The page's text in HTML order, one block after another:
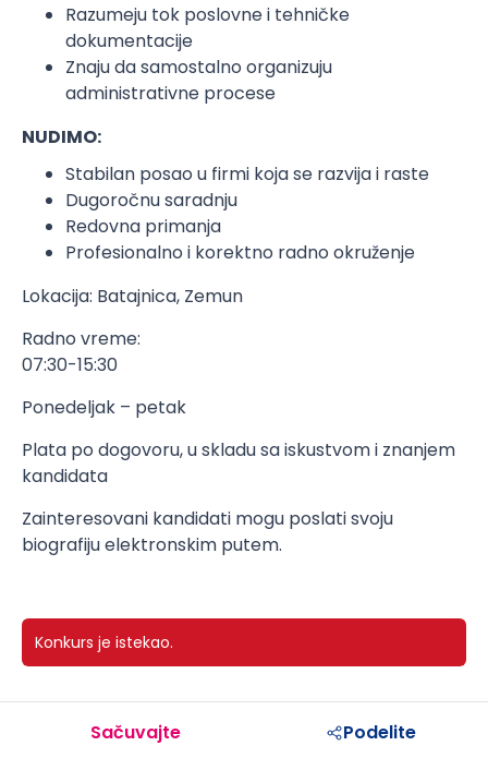
Razumeju tok poslovne i tehničke
dokumentacije
Znaju da samostalno organizuju
administrativne procese
NUDIMO:
Stabilan posao u firmi koja se razvija i raste
Dugoročnu saradnju
Redovna primanja
Profesionalno i korektno radno okruženje
Lokacija: Batajnica, Zemun
Radno vreme:
07:30-15:30
Ponedeljak – petak
Plata po dogovoru, u skladu sa iskustvom i znanjem
kandidata
Zainteresovani kandidati mogu poslati svoju
biografiju elektronskim putem.
Konkurs je istekao.
Sačuvajte Podelite